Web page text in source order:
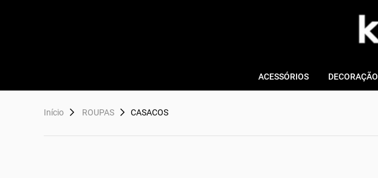
ACESSÓRIOS DECORAÇÃO
Início ROUPAS CASACOS